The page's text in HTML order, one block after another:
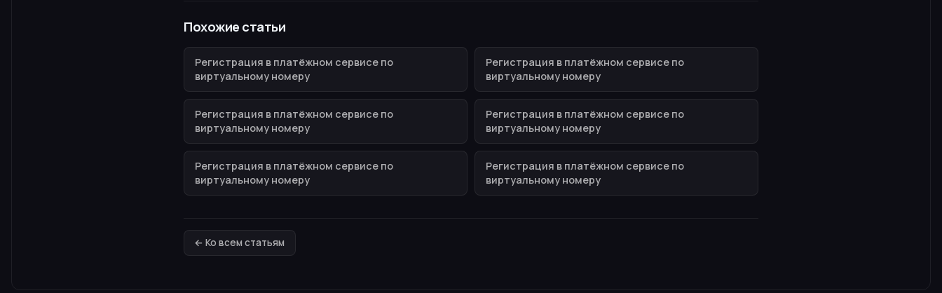
Похожие статьи
Регистрация в платёжном сервисе по
виртуальному номеру
Регистрация в платёжном сервисе по
виртуальному номеру
Регистрация в платёжном сервисе по
виртуальному номеру
Регистрация в платёжном сервисе по
виртуальному номеру
Регистрация в платёжном сервисе по
виртуальному номеру
Регистрация в платёжном сервисе по
виртуальному номеру
← Ко всем статьям